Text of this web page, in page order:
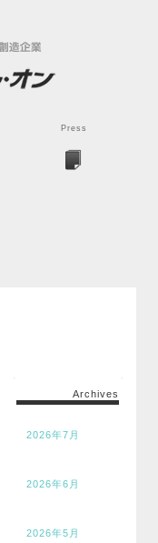
Press
Archives
2026年7月
2026年6月
2026年5月